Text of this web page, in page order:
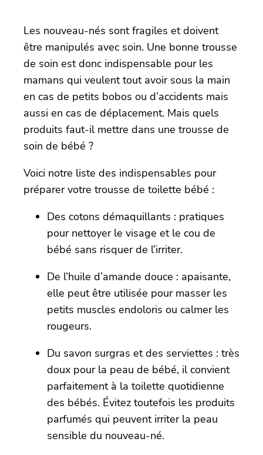
Les nouveau-nés sont fragiles et doivent
être manipulés avec soin. Une bonne trousse
de soin est donc indispensable pour les
mamans qui veulent tout avoir sous la main
en cas de petits bobos ou d’accidents mais
aussi en cas de déplacement. Mais quels
produits faut-il mettre dans une trousse de
soin de bébé ?
Voici notre liste des indispensables pour
préparer votre trousse de toilette bébé :
Des cotons démaquillants : pratiques
pour nettoyer le visage et le cou de
bébé sans risquer de l’irriter.
De l’huile d’amande douce : apaisante,
elle peut être utilisée pour masser les
petits muscles endoloris ou calmer les
rougeurs.
Du savon surgras et des serviettes : très
doux pour la peau de bébé, il convient
parfaitement à la toilette quotidienne
des bébés. Évitez toutefois les produits
parfumés qui peuvent irriter la peau
sensible du nouveau-né.